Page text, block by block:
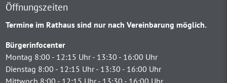
Öffnungszeiten
Termine im Rathaus sind nur nach Vereinbarung möglich.
Bürgerinfocenter
Montag 8:00 - 12:15 Uhr - 13:30 - 16:00 Uhr
Dienstag 8:00 - 12:15 Uhr - 13:30 - 16:00 Uhr